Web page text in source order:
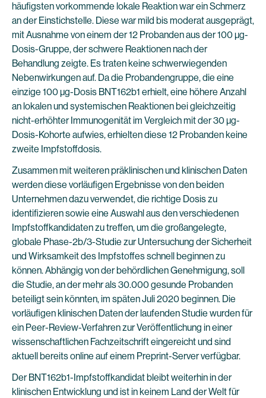
häufigsten vorkommende lokale Reaktion war ein Schmerz
an der Einstichstelle. Diese war mild bis moderat ausgeprägt,
mit Ausnahme von einem der 12 Probanden aus der 100 µg-
Dosis-Gruppe, der schwere Reaktionen nach der
Behandlung zeigte. Es traten keine schwerwiegenden
Nebenwirkungen auf. Da die Probandengruppe, die eine
einzige 100 µg-Dosis BNT162b1 erhielt, eine höhere Anzahl
an lokalen und systemischen Reaktionen bei gleichzeitig
nicht-erhöhter Immunogenität im Vergleich mit der 30 µg-
Dosis-Kohorte aufwies, erhielten diese 12 Probanden keine
zweite Impfstoffdosis.
Zusammen mit weiteren präklinischen und klinischen Daten
werden diese vorläufigen Ergebnisse von den beiden
Unternehmen dazu verwendet, die richtige Dosis zu
identifizieren sowie eine Auswahl aus den verschiedenen
Impfstoffkandidaten zu treffen, um die großangelegte,
globale Phase-2b/3-Studie zur Untersuchung der Sicherheit
und Wirksamkeit des Impfstoffes schnell beginnen zu
können. Abhängig von der behördlichen Genehmigung, soll
die Studie, an der mehr als 30.000 gesunde Probanden
beteiligt sein könnten, im späten Juli 2020 beginnen. Die
vorläufigen klinischen Daten der laufenden Studie wurden für
ein Peer-Review-Verfahren zur Veröffentlichung in einer
wissenschaftlichen Fachzeitschrift eingereicht und sind
aktuell bereits online auf einem Preprint-Server verfügbar.
Der BNT162b1-Impfstoffkandidat bleibt weiterhin in der
klinischen Entwicklung und ist in keinem Land der Welt für